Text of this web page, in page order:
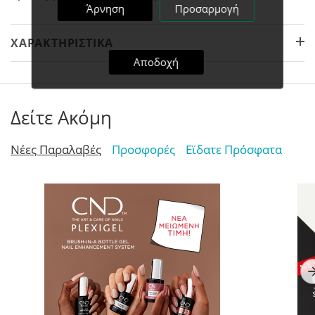
ΧΑΡΑΚΤΗΡΙΣΤΙΚΆ
Δείτε Ακόμη
Νέες Παραλαβές Προσφορές Εϊδατε Πρόσφατα
Άρνηση Προσαρμογή
Αποδοχή